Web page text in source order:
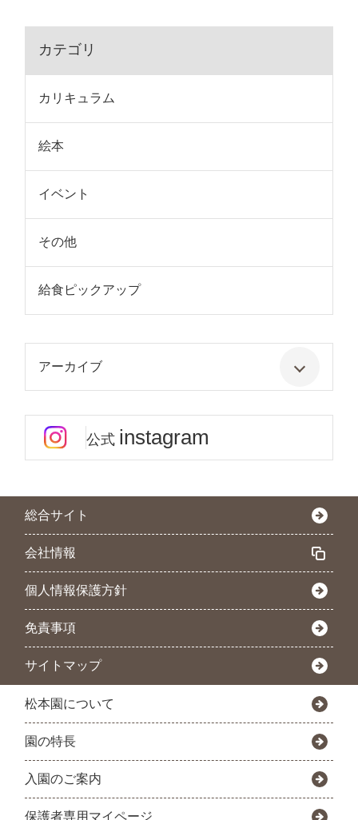
カテゴリ
カリキュラム
絵本
イベント
その他
給食ピックアップ
アーカイブ
公式 instagram
総合サイト
会社情報
個人情報保護方針
免責事項
サイトマップ
松本園について
園の特長
入園のご案内
保護者専用マイページ